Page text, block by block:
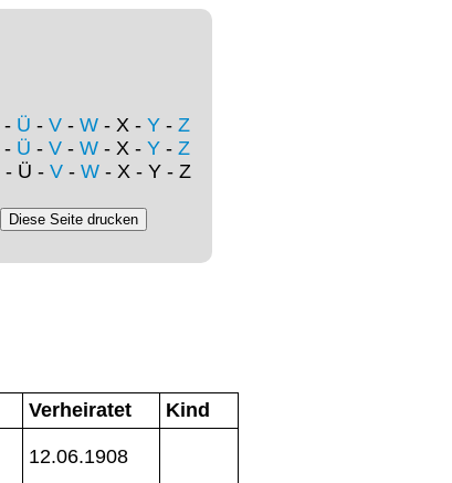
- Ü - V - W - X - Y - Z
- Ü - V - W - X - Y - Z
- Ü - V- W- X - Y - Z
Verheiratet
Kind
12.06.1908